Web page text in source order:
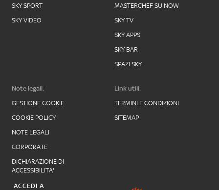
SKY SPORT
SKY VIDEO
MASTERCHEF SU NOW
SKY TV
SKY APPS
SKY BAR
SPAZI SKY
Note legali:
GESTIONE COOKIE
COOKIE POLICY
NOTE LEGALI
CORPORATE
DICHIARAZIONE DI
ACCESSIBILITA'
Link utili:
TERMINI E CONDIZIONI
SITEMAP
ACCEDI A